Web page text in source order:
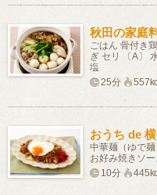
秋田の家庭
ごはん 骨付き
ぎ セリ 〔A〕
塩
25分
おうち de
中華麺（ゆで
お好み焼きソ
10分